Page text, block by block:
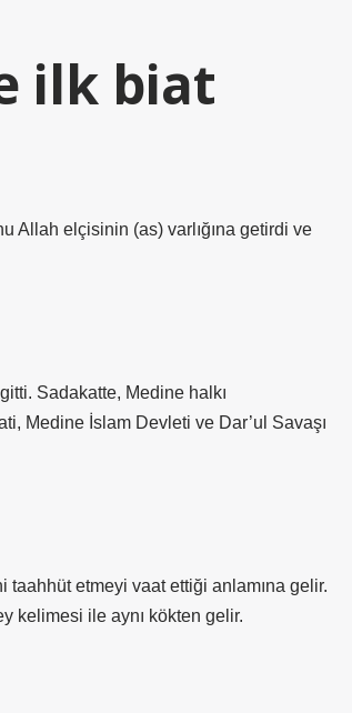
ilk biat
Allah elçisinin (as) varlığına getirdi ve
Sadakatte, Medine halkı
Medine İslam Devleti ve Dar’ul Savaşı
kelimesi ile aynı kökten gelir.